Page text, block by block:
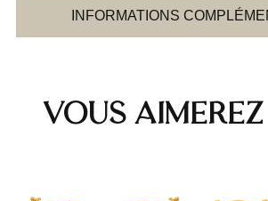
INFORMATIONS
Vous